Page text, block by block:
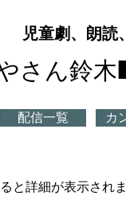
児童劇、朗読
さん鈴
配信一覧 カ
と詳細が表示され